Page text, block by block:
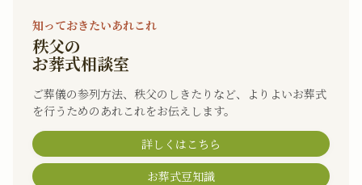
知っておきたいあれこれ
秩父の
お葬式相談室
ご葬儀の参列方法、秩父のしきたりなど、よりよいお葬式
を行うためのあれこれをお伝えします。
詳しくはこちら
お葬式豆知識